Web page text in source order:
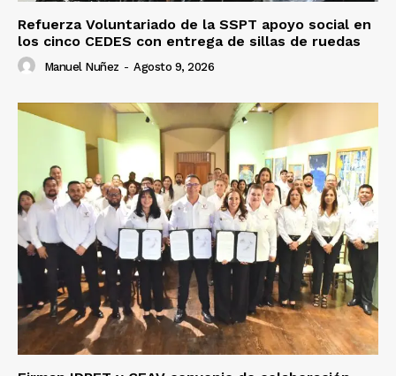
Refuerza Voluntariado de la SSPT apoyo social en
los cinco CEDES con entrega de sillas de ruedas
Manuel Nuñez - Agosto 9, 2026